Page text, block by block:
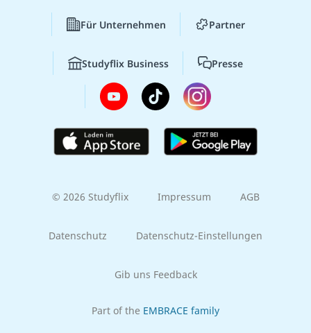
Für Unternehmen Partner
Studyflix Business Presse
© 2026 Studyflix Impressum AGB
Datenschutz Datenschutz-Einstellungen
Gib uns Feedback
Part of the EMBRACE family